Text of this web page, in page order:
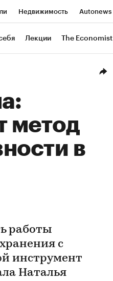
Недвижимость Autonews
Life Тренды Визионеры
Лекции The Economist
метод
в
работы
с
инструмент
Наталья